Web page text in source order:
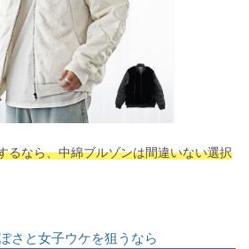
るなら、中綿ブルゾンは間違いない選択
さと女子ウケを狙うなら